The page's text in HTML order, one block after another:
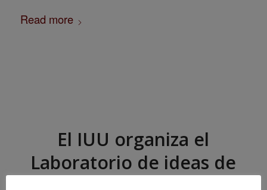
Read more
El IUU organiza el
Laboratorio de ideas de